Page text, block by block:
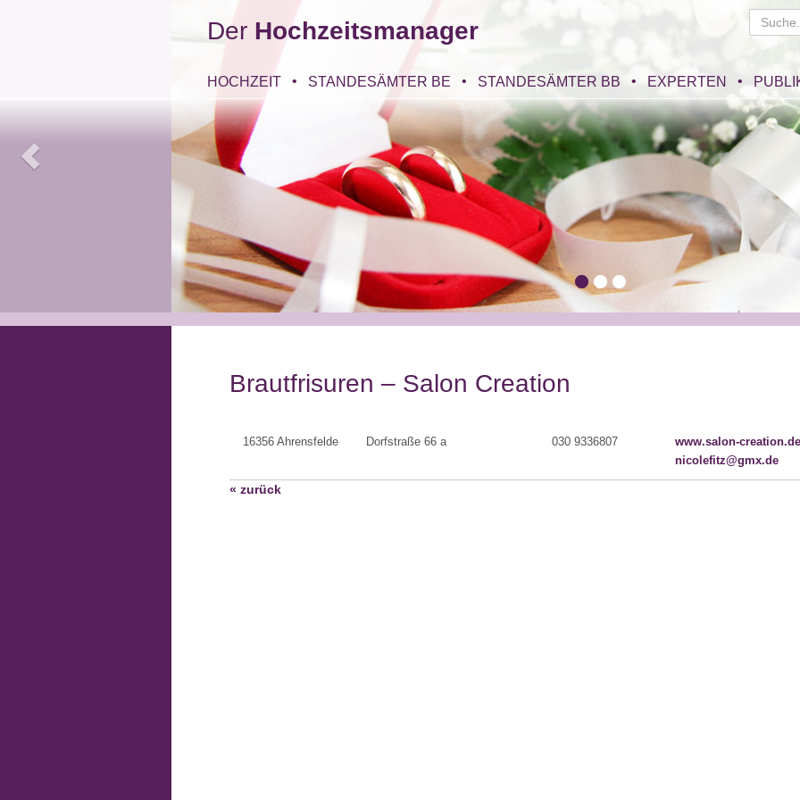
Der Hochzeitsmanager
HOCHZEIT STANDESÄMTER BE STANDESÄMTER BB EXPERTEN
Brautfrisuren – Salon Creation
16356 Ahrensfelde Dorfstraße 66 a 030 9336807
www.salon-
nicolefitz@gmx.de
« zurück